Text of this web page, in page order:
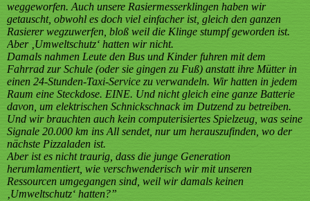
weggeworfen. Auch unsere Rasiermesserklingen haben wir
getauscht, obwohl es doch viel einfacher ist, gleich den ganzen
Rasierer wegzuwerfen, bloß weil die Klinge stumpf geworden ist.
Aber ‚Umweltschutz‘ hatten wir nicht.
Damals nahmen Leute den Bus und Kinder fuhren mit dem
Fahrrad zur Schule (oder sie gingen zu Fuß) anstatt ihre Mütter in
einen 24-Stunden-Taxi-Service zu verwandeln. Wir hatten in jedem
Raum eine Steckdose. EINE. Und nicht gleich eine ganze Batterie
davon, um elektrischen Schnickschnack im Dutzend zu betreiben.
Und wir brauchten auch kein computerisiertes Spielzeug, was seine
Signale 20.000 km ins All sendet, nur um herauszufinden, wo der
nächste Pizzaladen ist.
Aber ist es nicht traurig, dass die junge Generation
herumlamentiert, wie verschwenderisch wir mit unseren
Ressourcen umgegangen sind, weil wir damals keinen
‚Umweltschutz‘ hatten?”